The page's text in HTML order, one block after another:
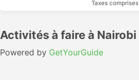
Taxes comprises
Activités à faire à Nairobi
Powered by GetYourGuide